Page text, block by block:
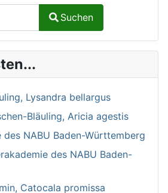
Suchen
Lysandra bellargus
Bläuling, Aricia agestis
des NABU Baden-Württemberg
des NABU Baden-
Catocala promissa